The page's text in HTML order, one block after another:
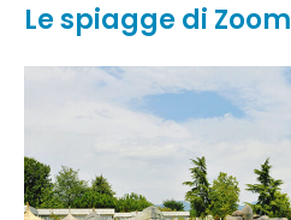
Le spiagge di Zoom